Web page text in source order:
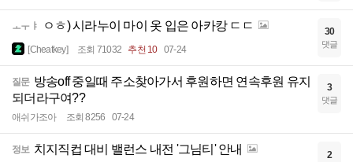
ㅗㅜㅑ ㅇㅎ) 시라누이 마이 옷 입은 아카캉 ㄷㄷ
[Cheatkey] 조회 71032 추천 10 07-24
30
댓글
질문 방송off 중일때 주소찾아가서 후원하면 연속후원 유지
되더라구여??
애쉬가조아 조회 8256 07-24
3
댓글
정보 치지직컵 대비 밸런스 내전 '그님티' 안내 2